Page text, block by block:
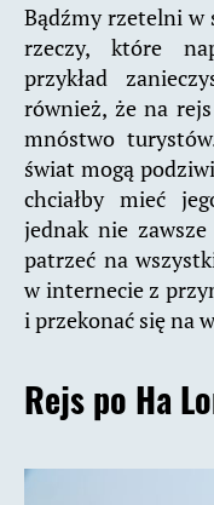
Bądźmy rzetelni
rzeczy, które
przykład
również, że na
mnóstwo
świat mogą
chciałby mieć
jednak nie
patrzeć na
w internecie z
i przekonać się na
Rejs po Ha